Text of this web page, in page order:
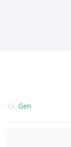
Geri